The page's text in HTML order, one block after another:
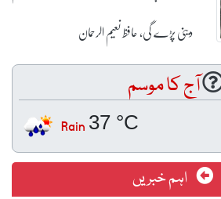
دینی پڑے گی، حافظ نعیم الرحمان
آج کا موسم
37 °C
Rain
اہم خبریں